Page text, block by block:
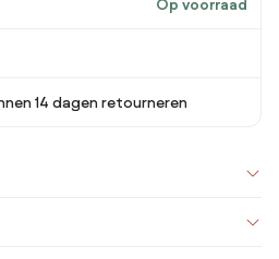
Op voorraad
14 dagen retourneren